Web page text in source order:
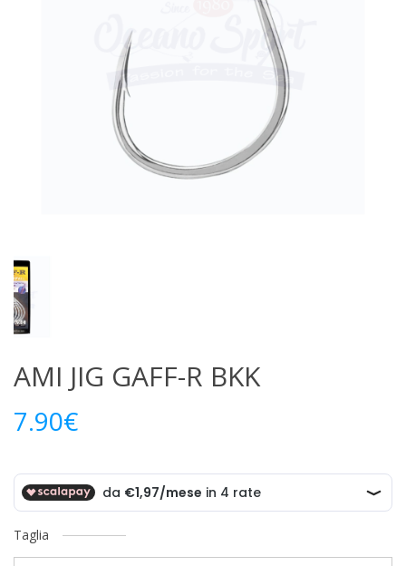
AMI JIG GAFF-R BKK
7.90€
Taglia